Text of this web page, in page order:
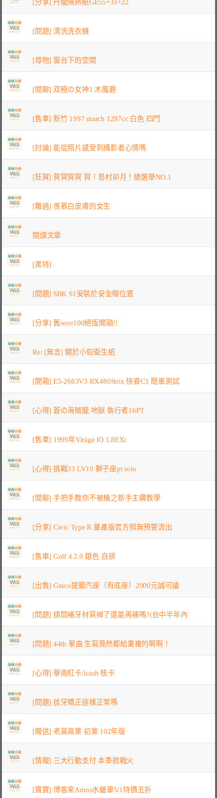
[分享] 丹龍隔熱紙GE55+33+22
[問題] 清洗洗衣機
[尋物] 窗台下的空間
[閒聊] 双極の女神1 木魔爵
[售車] 新竹 1997 march 1297cc 白色 四門
[討論] 能從照片感受到攝影者心情嗎
[狂賀] 賀賀賀賀 賀！島村卯月！總選舉NO.1
[難過] 羨慕白皮膚的女生
閱讀文章
[黑特]
[問題] SBK S1安裝於安全帽位置
[分享] 舊woo100絕版開箱!!
Re: [無言] 關於小包衛生紙
[開箱] E5-2683V3 RX480Strix 快睿C1 簡單測試
[心得] 蒼の海賊龍 地獄 執行者16PT
[售車] 1999年Virage iO 1.8EXi
[心得] 挑戰33 LV10 獅子座pt solo
[閒聊] 手把手教你不被桶之新手主購教學
[分享] Civic Type R 量產版官方照無預警流出
[售車] Golf 4 2.0 銀色 自排
[出售] Graco提籃汽座（有底座）2000元誠可議
[問題] 請問補牙材質掉了還能再補嗎?(台中半年內
[問題] 44th 單曲 生寫竟然都給重複的啊啊！
[心得] 華南紅卡/icash 核卡
[問題] 拔牙矯正這樣正常嗎
[贈送] 老莫高業 初業 102年版
[情報] 三大行動支付 本季掀戰火
[寶寶] 博客來Amos水蠟筆5/1特價五折